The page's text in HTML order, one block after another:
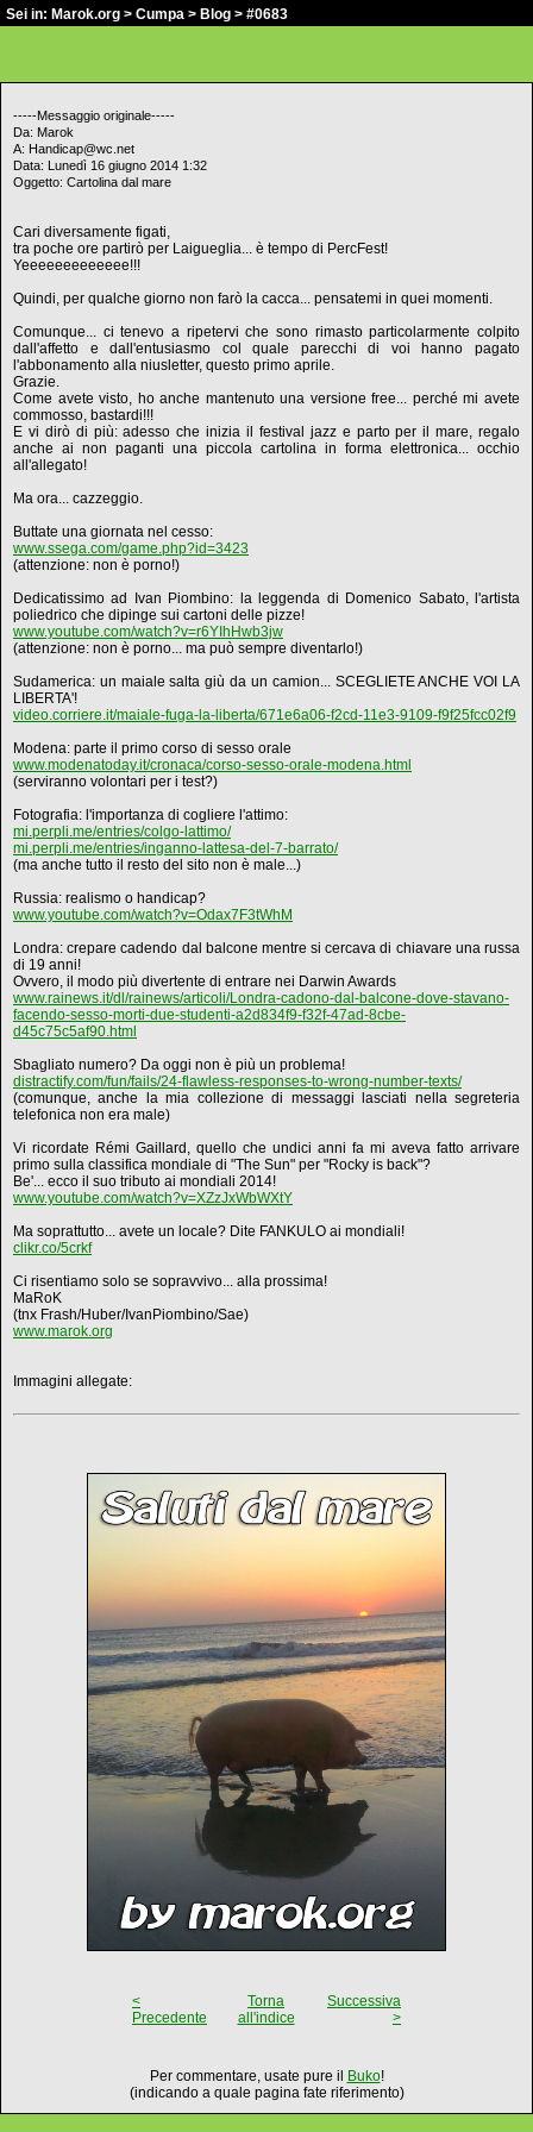
Sei in: Marok.org > Cumpa > Blog > #0683
-----Messaggio originale-----
Da: Marok
A: Handicap@wc.net
Data: Lunedì 16 giugno 2014 1:32
Oggetto: Cartolina dal mare
Cari diversamente figati,
tra poche ore partirò per Laigueglia... è tempo di PercFest!
Yeeeeeeeeeeeee!!!
Quindi, per qualche giorno non farò la cacca... pensatemi in quei momenti.
Comunque... ci tenevo a ripetervi che sono rimasto particolarmente colpito
dall'affetto e dall'entusiasmo col quale parecchi di voi hanno pagato
l'abbonamento alla niusletter, questo primo aprile.
Grazie.
Come avete visto, ho anche mantenuto una versione free... perché mi avete
commosso, bastardi!!!
E vi dirò di più: adesso che inizia il festival jazz e parto per il mare, regalo
anche ai non paganti una piccola cartolina in forma elettronica... occhio
all'allegato!
Ma ora... cazzeggio.
Buttate una giornata nel cesso:
www.ssega.com/game.php?id=3423
(attenzione: non è porno!)
Dedicatissimo ad Ivan Piombino: la leggenda di Domenico Sabato, l'artista
poliedrico che dipinge sui cartoni delle pizze!
www.youtube.com/watch?v=r6YIhHwb3jw
(attenzione: non è porno... ma può sempre diventarlo!)
Sudamerica: un maiale salta giù da un camion... SCEGLIETE ANCHE VOI LA
LIBERTA'!
video.corriere.it/maiale-fuga-la-liberta/671e6a06-f2cd-11e3-9109-f9f25fcc02f9
Modena: parte il primo corso di sesso orale
www.modenatoday.it/cronaca/corso-sesso-orale-modena.html
(serviranno volontari per i test?)
Fotografia: l'importanza di cogliere l'attimo:
mi.perpli.me/entries/colgo-lattimo/
mi.perpli.me/entries/inganno-lattesa-del-7-barrato/
(ma anche tutto il resto del sito non è male...)
Russia: realismo o handicap?
www.youtube.com/watch?v=Odax7F3tWhM
Londra: crepare cadendo dal balcone mentre si cercava di chiavare una russa
di 19 anni!
Ovvero, il modo più divertente di entrare nei Darwin Awards
www.rainews.it/dl/rainews/articoli/Londra-cadono-dal-balcone-dove-stavano-
facendo-sesso-morti-due-studenti-a2d834f9-f32f-47ad-8cbe-
d45c75c5af90.html
Sbagliato numero? Da oggi non è più un problema!
distractify.com/fun/fails/24-flawless-responses-to-wrong-number-texts/
(comunque, anche la mia collezione di messaggi lasciati nella segreteria
telefonica non era male)
Vi ricordate Rémi Gaillard, quello che undici anni fa mi aveva fatto arrivare
primo sulla classifica mondiale di "The Sun" per "Rocky is back"?
Be'... ecco il suo tributo ai mondiali 2014!
www.youtube.com/watch?v=XZzJxWbWXtY
Ma soprattutto... avete un locale? Dite FANKULO ai mondiali!
clikr.co/5crkf
Ci risentiamo solo se sopravvivo... alla prossima!
MaRoK
(tnx Frash/Huber/IvanPiombino/Sae)
www.marok.org
Immagini allegate:
<
Precedente
Torna
all'indice
Successiva
>
Per commentare, usate pure il Buko!
(indicando a quale pagina fate riferimento)